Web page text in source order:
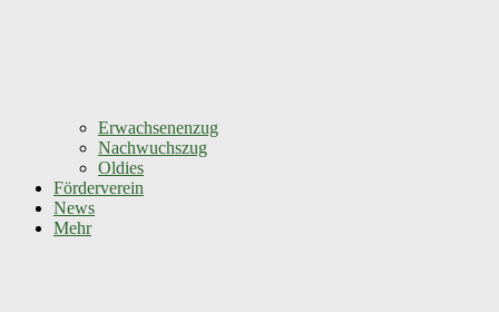
Erwachsenenzug
Nachwuchszug
Oldies
Förderverein
News
Mehr